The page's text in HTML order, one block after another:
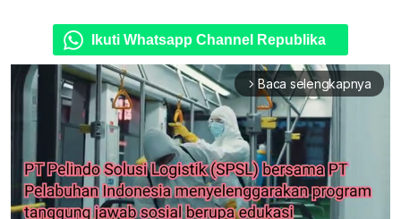
Ikuti Whatsapp Channel Republika
arrow_forward_ios Baca selengkapnya